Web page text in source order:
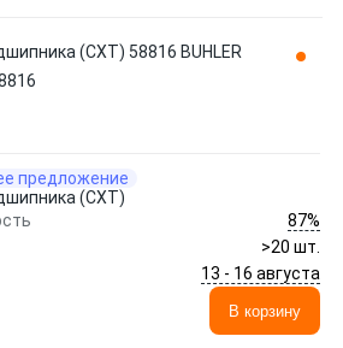
(СХТ) 58816 BUHLER
предложение
(СХТ)
87%
>20 шт.
13 - 16 августа
В корзину